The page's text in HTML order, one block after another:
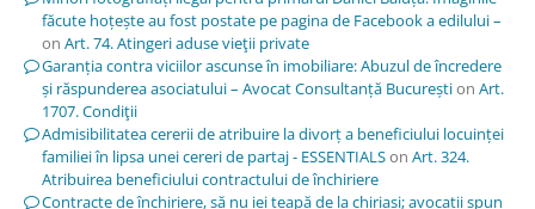
făcute hoțește au fost postate pe pagina de Facebook a edilului –
on Art. 74. Atingeri aduse vieţii private
Garanția contra viciilor ascunse în imobiliare: Abuzul de încredere
și răspunderea asociatului – Avocat Consultanță Bucureștion Art.
1707. Condiţii
Admisibilitatea cererii de atribuire la divorț a beneficiului locuinței
familiei în lipsa unei cereri de partaj - ESSENTIALSon Art. 324.
Atribuirea beneficiului contractului de închiriere
Contracte de închiriere, să nu iei țeapă de la chiriași; avocații spun